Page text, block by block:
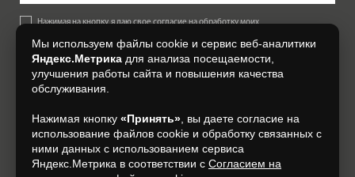
Нажимая на кнопку, я даю свое согласие на обработку моих
Согласии на обработку персональных данных.
+7 (4832) 300-007
Мы используем файлы cookie и сервис веб-аналитики
Яндекс.Метрика для анализа посещаемости,
улучшения работы сайта и повышения качества
обслуживания.
Нажимая кнопку «Принять» , вы даете согласие на
использование файлов cookie и обработку связанных с
ними данных с использованием сервиса
Яндекс.Метрика в соответствии с Согласием на